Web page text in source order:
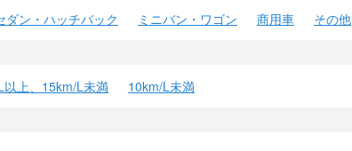
ダン・ハッチバック ミニバン・ワゴン 商用車
その他
以上、15km/L未満
10km/L未満